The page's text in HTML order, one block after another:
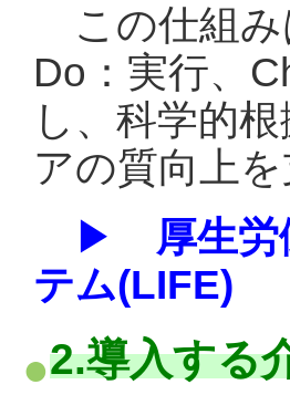
この仕組み
Do：実行、
し、科学的
アの質向上
▶
厚生
テム(LIFE)
2.導入する